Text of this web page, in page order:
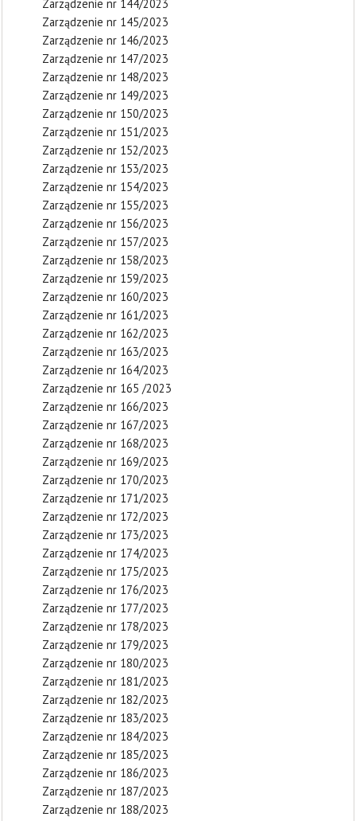
Zarządzenie nr 144/2023
Zarządzenie nr 145/2023
Zarządzenie nr 146/2023
Zarządzenie nr 147/2023
Zarządzenie nr 148/2023
Zarządzenie nr 149/2023
Zarządzenie nr 150/2023
Zarządzenie nr 151/2023
Zarządzenie nr 152/2023
Zarządzenie nr 153/2023
Zarządzenie nr 154/2023
Zarządzenie nr 155/2023
Zarządzenie nr 156/2023
Zarządzenie nr 157/2023
Zarządzenie nr 158/2023
Zarządzenie nr 159/2023
Zarządzenie nr 160/2023
Zarządzenie nr 161/2023
Zarządzenie nr 162/2023
Zarządzenie nr 163/2023
Zarządzenie nr 164/2023
Zarządzenie nr 165 /2023
Zarządzenie nr 166/2023
Zarządzenie nr 167/2023
Zarządzenie nr 168/2023
Zarządzenie nr 169/2023
Zarządzenie nr 170/2023
Zarządzenie nr 171/2023
Zarządzenie nr 172/2023
Zarządzenie nr 173/2023
Zarządzenie nr 174/2023
Zarządzenie nr 175/2023
Zarządzenie nr 176/2023
Zarządzenie nr 177/2023
Zarządzenie nr 178/2023
Zarządzenie nr 179/2023
Zarządzenie nr 180/2023
Zarządzenie nr 181/2023
Zarządzenie nr 182/2023
Zarządzenie nr 183/2023
Zarządzenie nr 184/2023
Zarządzenie nr 185/2023
Zarządzenie nr 186/2023
Zarządzenie nr 187/2023
Zarządzenie nr 188/2023